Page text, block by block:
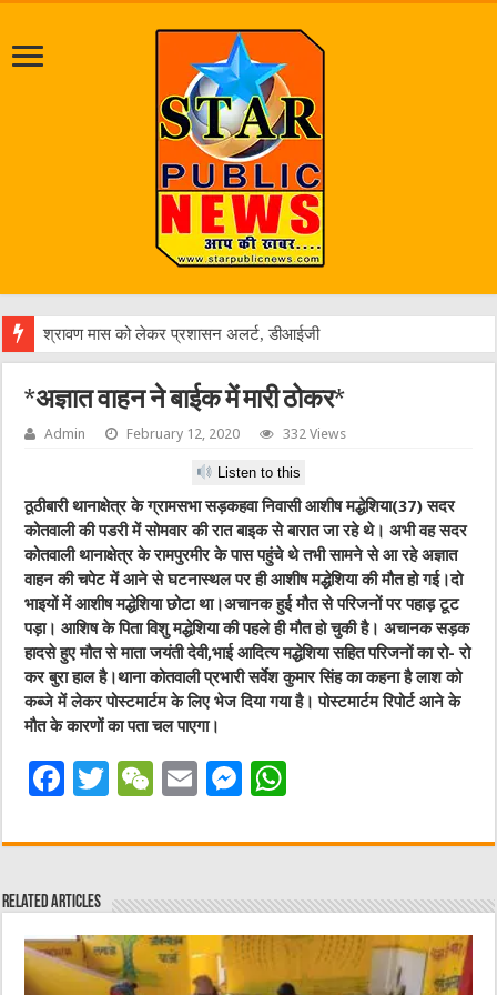
श्रावण मास को लेकर प्रशासन अलर्ट, डीआईजी व एसपी ने पंचमुखी
*अज्ञात वाहन ने बाईक में मारी ठोकर*
Admin February 12, 2020 332 Views
Listen to this
ठूठीबारी थानाक्षेत्र के ग्रामसभा सड़कहवा निवासी आशीष मद्धेशिया(37) सदर
कोतवाली की पडरी में सोमवार की रात बाइक से बारात जा रहे थे। अभी वह सदर
कोतवाली थानाक्षेत्र के रामपुरमीर के पास पहुंचे थे तभी सामने से आ रहे अज्ञात
वाहन की चपेट में आने से घटनास्थल पर ही आशीष मद्धेशिया की मौत हो गई।दो
भाइयों में आशीष मद्धेशिया छोटा था।अचानक हुई मौत से परिजनों पर पहाड़ टूट
पड़ा। आशिष के पिता विशु मद्धेशिया की पहले ही मौत हो चुकी है। अचानक सड़क
हादसे हुए मौत से माता जयंती देवी,भाई आदित्य मद्धेशिया सहित परिजनों का रो- रो
कर बुरा हाल है।थाना कोतवाली प्रभारी सर्वेश कुमार सिंह का कहना है लाश को
कब्जे में लेकर पोस्टमार्टम के लिए भेज दिया गया है। पोस्टमार्टम रिपोर्ट आने के
मौत के कारणों का पता चल पाएगा।
F
c
e
b
o
T
it
r
W
C
at
E
ai
M
ss
n
g
at
A
p
Related Articles